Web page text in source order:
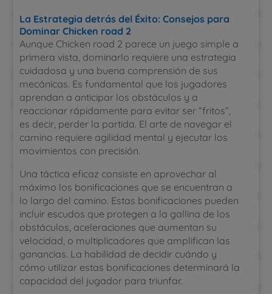
La Estrategia detrás del Éxito: Consejos para
Dominar Chicken road 2
Aunque Chicken road 2 parece un juego simple a
primera vista, dominarlo requiere una estrategia
cuidadosa y una buena comprensión de sus
mecánicas. Es fundamental que los jugadores
aprendan a anticipar los obstáculos y a
reaccionar rápidamente para evitar ser “fritos”,
es decir, perder la partida. El arte de navegar el
camino requiere agilidad mental y ejecutar los
movimientos con precisión.
Una táctica eficaz consiste en aprovechar al
máximo los bonificaciones que se encuentran a
lo largo del camino. Estas bonificaciones pueden
incluir escudos que protegen a la gallina de los
obstáculos, aceleraciones que aumentan su
velocidad, o multiplicadores que amplifican las
ganancias. La habilidad de decidir cuándo y
cómo utilizar estas bonificaciones determinará la
capacidad del jugador para triunfar.